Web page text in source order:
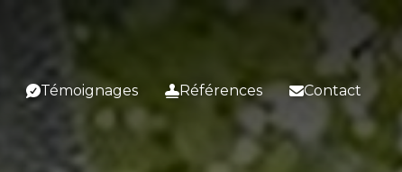
Témoignages Références Contact